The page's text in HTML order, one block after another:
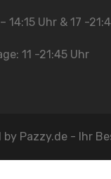
– 14:15 Uhr & 17 -
11 -21:45 Uhr
by Pazzy.de - Ihr